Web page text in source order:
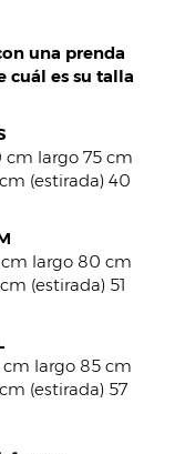
una prenda
cuál es su talla
largo 75 cm
(estirada) 40
largo 80 cm
(estirada) 51
largo 85 cm
(estirada) 57